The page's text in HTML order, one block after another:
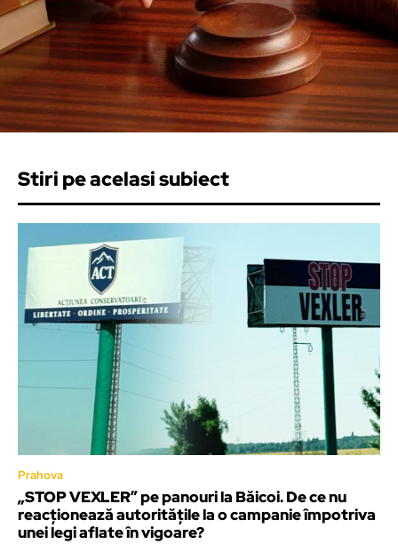
Stiri pe acelasi subiect
Prahova
„STOP VEXLER” pe panouri la Băicoi. De ce nu
reacționează autoritățile la o campanie împotriva
unei legi aflate în vigoare?